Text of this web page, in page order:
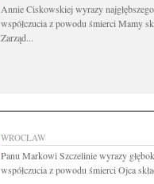
Annie Ciskowskiej wyrazy najgłębszego
współczucia z powodu śmierci Mamy
Zarząd...
WROCŁAW
Panu Markowi Szczelinie wyrazy
współczucia z powodu śmierci Ojca